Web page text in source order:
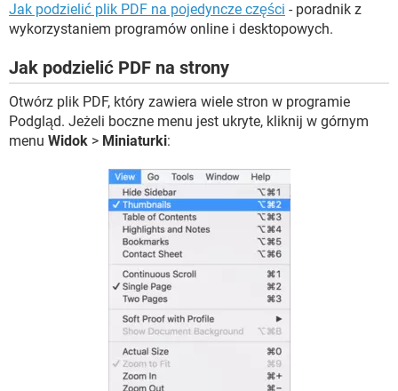
Jak podzielić plik PDF na pojedyncze części - poradnik z
wykorzystaniem programów online i desktopowych.
Jak podzielić PDF na strony
Otwórz plik PDF, który zawiera wiele stron w programie
Podgląd. Jeżeli boczne menu jest ukryte, kliknij w górnym
menu Widok > Miniaturki: